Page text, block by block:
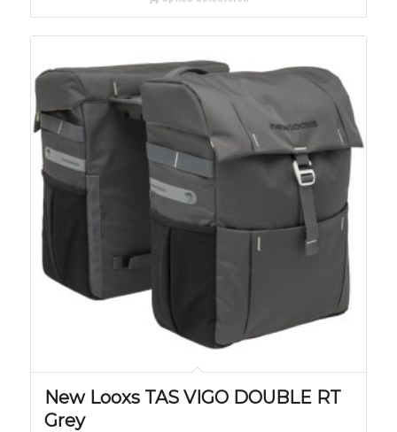
New Looxs TAS VIGO DOUBLE RT
Grey